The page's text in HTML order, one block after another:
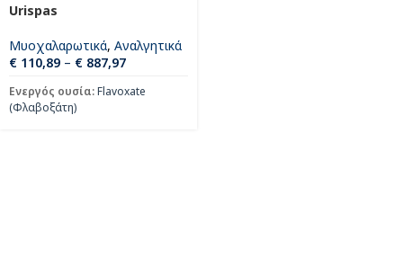
Urispas
Μυοχαλαρωτικά, Αναλγητικά
€ 110,89 – € 887,97
Ενεργός ουσία:Flavoxate
(Φλαβοξάτη)